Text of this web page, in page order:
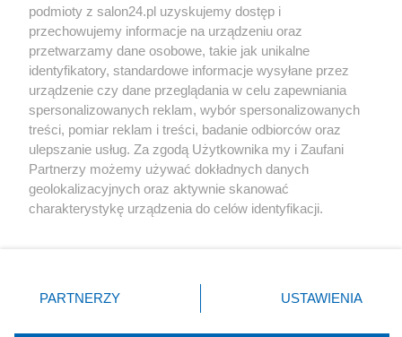
Społeczeństwo
Kultura
X Facebook Instagram Youtube
podmioty z salon24.pl uzyskujemy dostęp i
przechowujemy informacje na urządzeniu oraz
przetwarzamy dane osobowe, takie jak unikalne
identyfikatory, standardowe informacje wysyłane przez
urządzenie czy dane przeglądania w celu zapewniania
spersonalizowanych reklam, wybór spersonalizowanych
treści, pomiar reklam i treści, badanie odbiorców oraz
ulepszanie usług. Za zgodą Użytkownika my i Zaufani
Partnerzy możemy używać dokładnych danych
geolokalizacyjnych oraz aktywnie skanować
charakterystykę urządzenia do celów identyfikacji.
zmienić/wycofać klikając przycisk ustawień prywatności
znajdujący się w lewym dolnym rogu strony
rodzaje przetwarzania danych nie wymagają zgody
PARTNERZY USTAWIENIA